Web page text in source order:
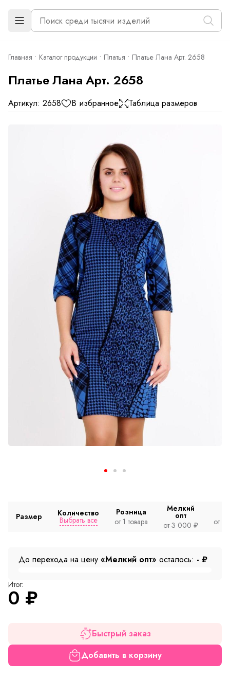
Главная Каталог продукции Платья Платье Лана Арт. 2658
Платье Лана Арт. 2658
Артикул: 2658 В избранное Таблица размеров
Размер Количество
Выбрать все
Розница
от 1 товара
Мелкий
опт
от 3 000 ₽
от
До перехода на цену «Мелкий опт» осталось: - ₽
Итог:
0 ₽
Быстрый заказ
Добавить в корзину